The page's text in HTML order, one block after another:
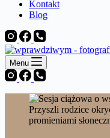
Kontakt
Blog
Menu